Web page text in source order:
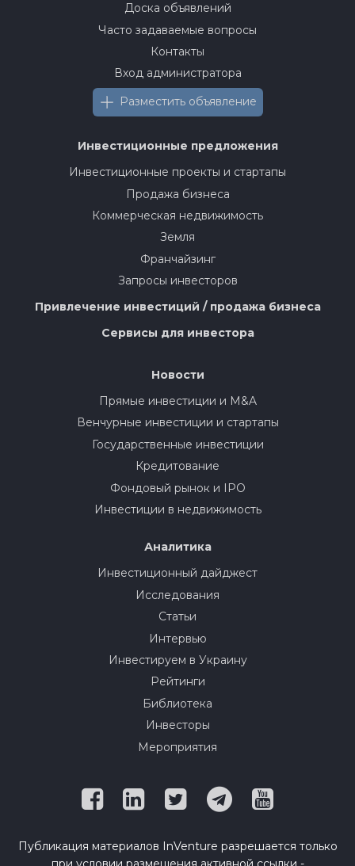
Доска объявлений
Часто задаваемые вопросы
Контакты
Вход администратора
Разместить объявление
Инвестиционные предложения
Инвестиционные проекты и стартапы
Продажа бизнеса
Коммерческая недвижимость
Земля
Франчайзинг
Запросы инвесторов
Привлечение инвестиций / продажа бизнеса
Сервисы для инвестора
Новости
Прямые инвестиции и M&A
Венчурные инвестиции и стартапы
Государственные инвестиции
Кредитование
Фондовый рынок и IPO
Инвестиции в недвижимость
Аналитика
Инвестиционный дайджест
Исследования
Статьи
Интервью
Инвестируем в Украину
Рейтинги
Библиотека
Инвесторы
Мероприятия
Публикация материалов InVenture разрешается только